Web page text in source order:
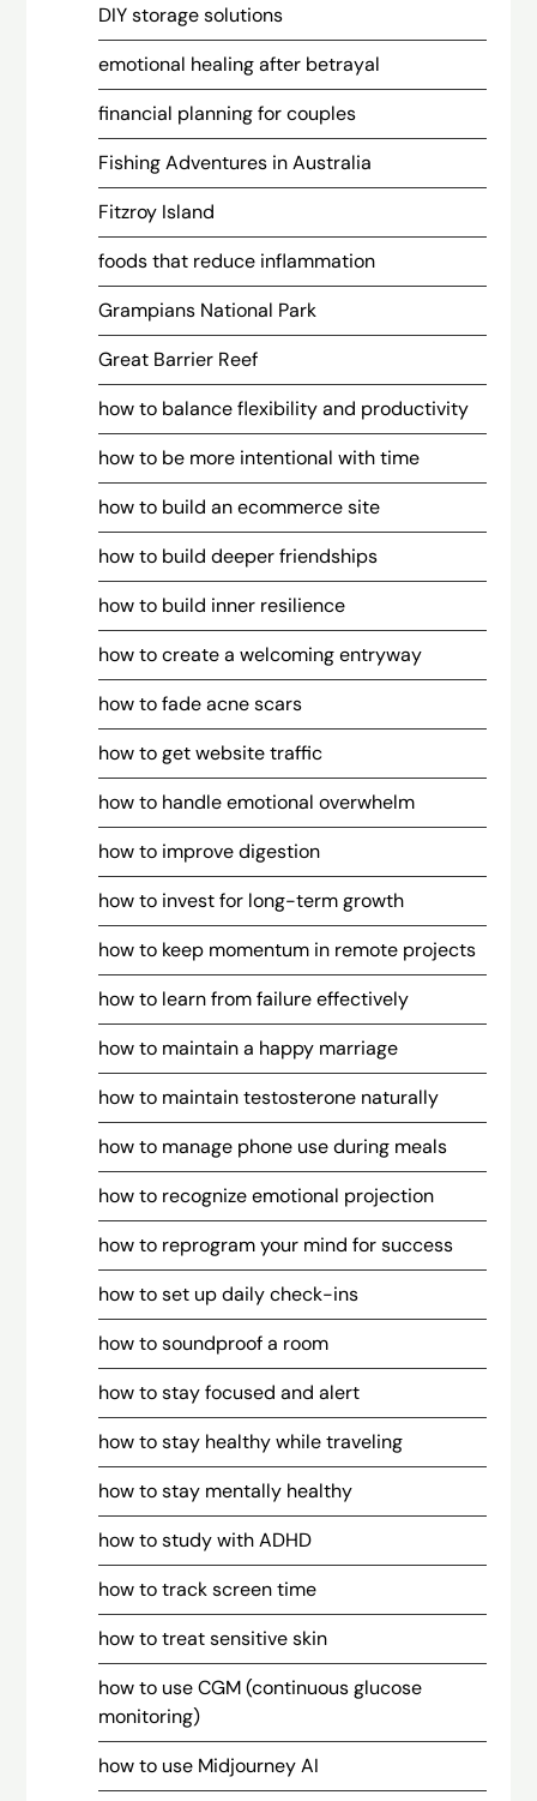
DIY storage solutions
emotional healing after betrayal
financial planning for couples
Fishing Adventures in Australia
Fitzroy Island
foods that reduce inflammation
Grampians National Park
Great Barrier Reef
how to balance flexibility and productivity
how to be more intentional with time
how to build an ecommerce site
how to build deeper friendships
how to build inner resilience
how to create a welcoming entryway
how to fade acne scars
how to get website traffic
how to handle emotional overwhelm
how to improve digestion
how to invest for long-term growth
how to keep momentum in remote projects
how to learn from failure effectively
how to maintain a happy marriage
how to maintain testosterone naturally
how to manage phone use during meals
how to recognize emotional projection
how to reprogram your mind for success
how to set up daily check-ins
how to soundproof a room
how to stay focused and alert
how to stay healthy while traveling
how to stay mentally healthy
how to study with ADHD
how to track screen time
how to treat sensitive skin
how to use CGM (continuous glucose
monitoring)
how to use Midjourney AI